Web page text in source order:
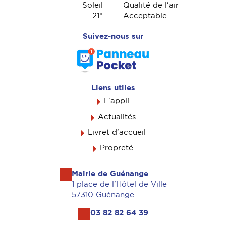
Soleil
21°
Qualité de l'air
Acceptable
Suivez-nous sur
Liens utiles
L'appli
Actualités
Livret d’accueil
Propreté
Mairie de Guénange
1 place de l'Hôtel de Ville
57310 Guénange
03 82 82 64 39